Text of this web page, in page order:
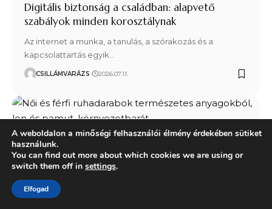
Digitális biztonság a családban: alapvető
szabályok minden korosztálynak
Az internet a munka, a tanulás, a szórakozás és a
kapcsolattartás egyik…
CSILLÁMVARÁZS 2026.07.11.
A weboldalon a minőségi felhasználói élmény érdekében sütiket
használunk.
You can find out more about which cookies we are using or
switch them off in settings.
Elfogad